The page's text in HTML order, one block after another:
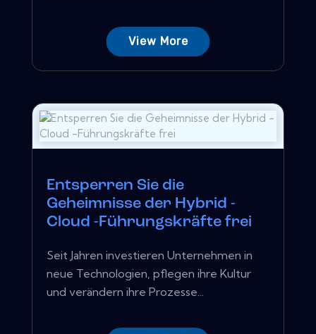
View More
Entsperren Sie die
Geheimnisse der Hybrid -
Cloud -Führungskräfte frei
Seit Jahren investieren Unternehmen in
neue Technologien, pflegen ihre Kultur
und verändern ihre Prozesse...